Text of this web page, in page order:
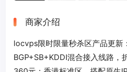
商家介绍
locvps限时限量秒杀区产品更新
BGP+SB+KDDI混合接入线路，